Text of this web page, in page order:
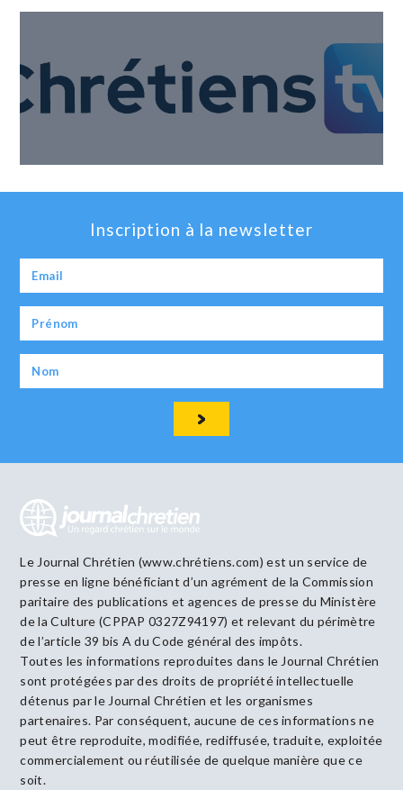
Inscription à la newsletter
Le Journal Chrétien (www.chrétiens.com) est un service de
presse en ligne bénéficiant d’un agrément de la Commission
paritaire des publications et agences de presse du Ministère
de la Culture (CPPAP 0327Z94197) et relevant du périmètre
de l’article 39 bis A du Code général des impôts.
Toutes les informations reproduites dans le Journal Chrétien
sont protégées par des droits de propriété intellectuelle
détenus par le Journal Chrétien et les organismes
partenaires. Par conséquent, aucune de ces informations ne
peut être reproduite, modifiée, rediffusée, traduite, exploitée
commercialement ou réutilisée de quelque manière que ce
soit.